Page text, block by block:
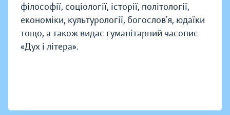
філософії, соціології, історії, політології,
економіки, культурології, богослов’я, юдаїки
тощо, а також видає гуманітарний часопис
«Дух і літера».